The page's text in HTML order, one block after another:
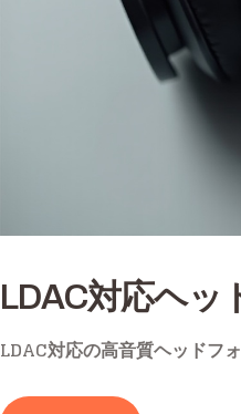
LDAC対応ヘッ
LDAC対応の高音質ヘッドフ